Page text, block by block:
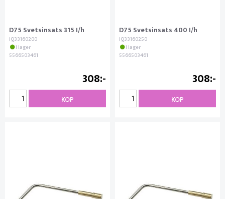
D75 Svetsinsats 315 I/h
IQ33160200
I lager
5566503461
308
KÖP
D75 Svetsinsats 400 I/h
IQ33160250
I lager
5566503461
308
KÖP